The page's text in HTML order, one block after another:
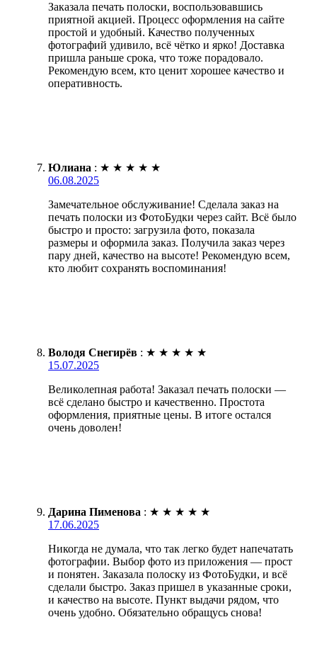
Заказала печать полоски, воспользовавшись
приятной акцией. Процесс оформления на сайте
простой и удобный. Качество полученных
фотографий удивило, всё чётко и ярко! Доставка
пришла раньше срока, что тоже порадовало.
Рекомендую всем, кто ценит хорошее качество и
оперативность.
Юлиана : ★ ★ ★ ★ ★
06.08.2025
Замечательное обслуживание! Сделала заказ на
печать полоски из ФотоБудки через сайт. Всё было
быстро и просто: загрузила фото, показала
размеры и оформила заказ. Получила заказ через
пару дней, качество на высоте! Рекомендую всем,
кто любит сохранять воспоминания!
Володя Снегирёв : ★ ★ ★ ★ ★
15.07.2025
Великолепная работа! Заказал печать полоски —
всё сделано быстро и качественно. Простота
оформления, приятные цены. В итоге остался
очень доволен!
Дарина Пименова : ★ ★ ★ ★ ★
17.06.2025
Никогда не думала, что так легко будет напечатать
фотографии. Выбор фото из приложения — прост
и понятен. Заказала полоску из ФотоБудки, и всё
сделали быстро. Заказ пришел в указанные сроки,
и качество на высоте. Пункт выдачи рядом, что
очень удобно. Обязательно обращусь снова!